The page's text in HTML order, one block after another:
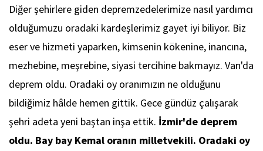
Diğer şehirlere giden depremzedelerimize nasıl yardımcı
olduğumuzu oradaki kardeşlerimiz gayet iyi biliyor. Biz
eser ve hizmeti yaparken, kimsenin kökenine, inancına,
mezhebine, meşrebine, siyasi tercihine bakmayız. Van'da
deprem oldu. Oradaki oy oranımızın ne olduğunu
bildiğimiz hâlde hemen gittik. Gece gündüz çalışarak
şehri adeta yeni baştan inşa ettik. İzmir'de deprem
oldu. Bay bay Kemal oranın milletvekili. Oradaki oy